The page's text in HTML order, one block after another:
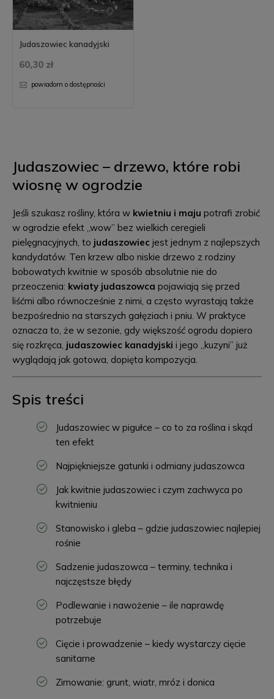
Judaszowiec kanadyjski
60,30 zł
powiadom o dostępności
Judaszowiec – drzewo, które robi
wiosnę w ogrodzie
Jeśli szukasz rośliny, która w kwietniu i maju potrafi zrobić
w ogrodzie efekt „wow” bez wielkich ceregieli
pielęgnacyjnych, to judaszowiec jest jednym z najlepszych
kandydatów. Ten krzew albo niskie drzewo z rodziny
bobowatych kwitnie w sposób absolutnie nie do
przeoczenia: kwiaty judaszowca pojawiają się przed
liśćmi albo równocześnie z nimi, a często wyrastają także
bezpośrednio na starszych gałęziach i pniu. W praktyce
oznacza to, że w sezonie, gdy większość ogrodu dopiero
się rozkręca, judaszowiec kanadyjski i jego „kuzyni” już
wyglądają jak gotowa, dopięta kompozycja.
Spis treści
Judaszowiec w pigułce – co to za roślina i skąd
ten efekt
Najpiękniejsze gatunki i odmiany judaszowca
Jak kwitnie judaszowiec i czym zachwyca po
kwitnieniu
Stanowisko i gleba – gdzie judaszowiec najlepiej
rośnie
Sadzenie judaszowca – terminy, technika i
najczęstsze błędy
Podlewanie i nawożenie – ile naprawdę
potrzebuje
Cięcie i prowadzenie – kiedy wystarczy cięcie
sanitarne
Zimowanie: grunt, wiatr, mróz i donica